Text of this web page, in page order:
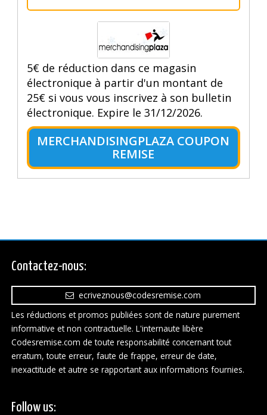
5€ de réduction dans ce magasin
électronique à partir d'un montant de
25€ si vous vous inscrivez à son bulletin
électronique. Expire le 31/12/2026.
MERCHANDISINGPLAZA COUPON
REMISE
Contactez-nous:
ecriveznous@codesremise.com
Les réductions et promos publiées sont de nature purement
informative et non contractuelle. L'internaute libère
Codesremise.com de toute responsabilité concernant tout
erratum, toute erreur, faute de frappe, erreur de date,
inexactitude et autre se rapportant aux informations fournies.
Follow us: